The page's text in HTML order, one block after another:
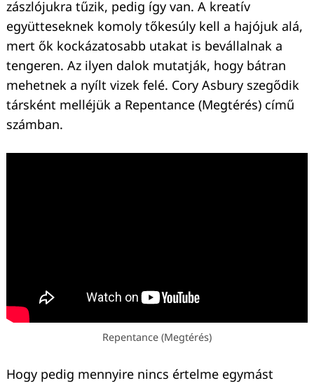
zászlójukra tűzik, pedig így van. A kreatív
együtteseknek komoly tőkesúly kell a hajójuk alá,
mert ők kockázatosabb utakat is bevállalnak a
tengeren. Az ilyen dalok mutatják, hogy bátran
mehetnek a nyílt vizek felé. Cory Asbury szegődik
társként melléjük a Repentance (Megtérés) című
számban.
Repentance (Megtérés)
Hogy pedig mennyire nincs értelme egymást